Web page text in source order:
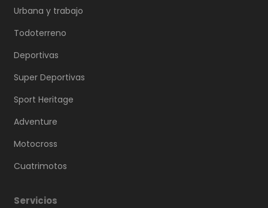
Urbana y trabajo
Todoterreno
Deportivas
Super Deportivas
Sport Heritage
Adventure
Motocross
Cuatrimotos
Servicios